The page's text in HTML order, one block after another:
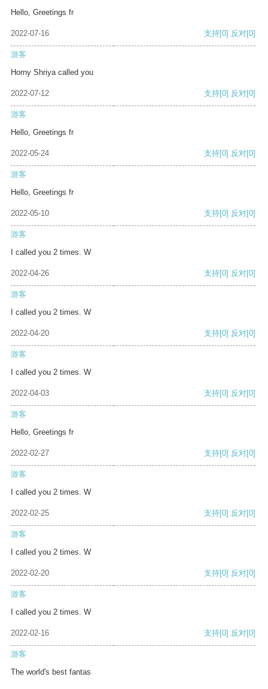
Hello, Greetings fr
2022-07-16 支持[0] 反对[0]
游客
Horny Shriya called you
2022-07-12 支持[0] 反对[0]
游客
Hello, Greetings fr
2022-05-24 支持[0] 反对[0]
游客
Hello, Greetings fr
2022-05-10 支持[0] 反对[0]
游客
I called you 2 times. W
2022-04-26 支持[0] 反对[0]
游客
I called you 2 times. W
2022-04-20 支持[0] 反对[0]
游客
I called you 2 times. W
2022-04-03 支持[0] 反对[0]
游客
Hello, Greetings fr
2022-02-27 支持[0] 反对[0]
游客
I called you 2 times. W
2022-02-25 支持[0] 反对[0]
游客
I called you 2 times. W
2022-02-20 支持[0] 反对[0]
游客
I called you 2 times. W
2022-02-16 支持[0] 反对[0]
游客
The world's best fantas